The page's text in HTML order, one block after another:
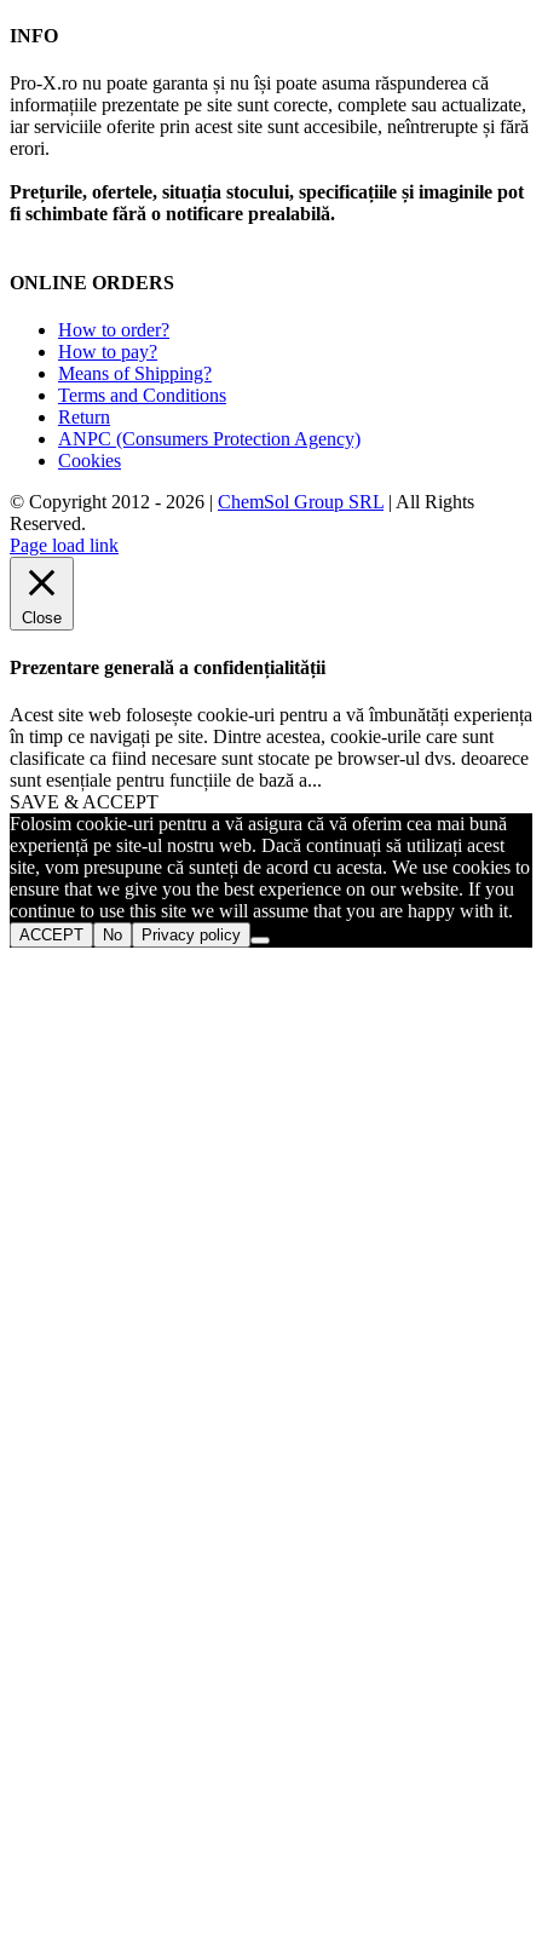
INFO
Pro-X.ro nu poate garanta și nu își poate asuma răspunderea că
informațiile prezentate pe site sunt corecte, complete sau actualizate,
iar serviciile oferite prin acest site sunt accesibile, neîntrerupte și fără
erori.
Prețurile, ofertele, situația stocului, specificațiile și imaginile pot
fi schimbate fără o notificare prealabilă.
ONLINE ORDERS
How to order?
How to pay?
Means of Shipping?
Terms and Conditions
Return
ANPC (Consumers Protection Agency)
Cookies
© Copyright 2012 - 2026 | ChemSol Group SRL | All Rights
Reserved.
Page load link
Close
Prezentare generală a confidențialității
Acest site web folosește cookie-uri pentru a vă îmbunătăți experiența
în timp ce navigați pe site. Dintre acestea, cookie-urile care sunt
clasificate ca fiind necesare sunt stocate pe browser-ul dvs. deoarece
sunt esențiale pentru funcțiile de bază a...
SAVE & ACCEPT
Folosim cookie-uri pentru a vă asigura că vă oferim cea mai bună
experiență pe site-ul nostru web. Dacă continuați să utilizați acest
site, vom presupune că sunteți de acord cu acesta. We use cookies to
ensure that we give you the best experience on our website. If you
continue to use this site we will assume that you are happy with it.
ACCEPT No Privacy policy